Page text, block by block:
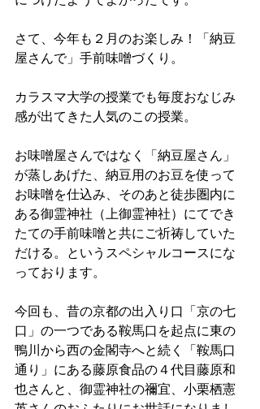
さて、今年も２月のお楽しみ！「納豆
屋さんで」手前味噌づくり。
カラスマ大学の授業でも毎度おなじみ
感が出てきた人気のこの授業。
お味噌屋さんではなく「納豆屋さん」
が蒸しあげた、納豆用のお豆を使って
お味噌を仕込み、そのあと徒歩圏内に
ある御霊神社（上御霊神社）にてでき
たての手前味噌と共にご祈祷していた
だける。というスペシャルコースにな
っております。
今回も、昔の京都の出入り口「京の七
口」の一つである鞍馬口を起点に東の
鴨川から西の金閣寺へと続く「鞍馬口
通り」にある藤原食品の４代目藤原和
也さんと、御霊神社の禰宜、小栗栖憲